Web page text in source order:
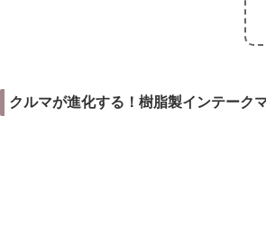
クルマが進化する！樹脂製インテーク
k